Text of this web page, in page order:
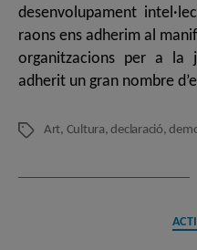
desenvolupament
raons ens adherim al
organitzacions per a la
adherit un gran nombre
Etiquetes
Art, Cultura,declaració,